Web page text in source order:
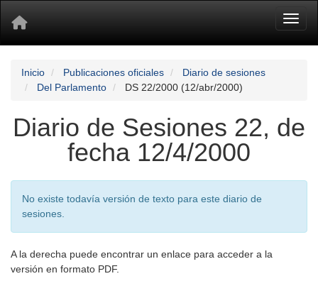
Inicio Publicaciones oficiales
Diario de sesiones
Del Parlamento
DS 22/2000 (12/abr/2000)
Diario de Sesiones 22, de
fecha 12/4/2000
No existe todavía versión de texto para este diario de
sesiones.
A la derecha puede encontrar un enlace para acceder a la
versión en formato PDF.